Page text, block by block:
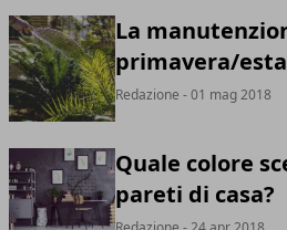
La
primavera/
Redazione - 01 mag 2018
Quale colore
pareti di casa?